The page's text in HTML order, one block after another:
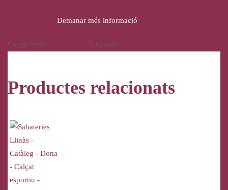
Demanar més informació
Categories: , Etiqueta:
Productes relacionats